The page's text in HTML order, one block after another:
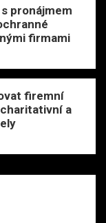
pronájmem
firmami
firemní
a